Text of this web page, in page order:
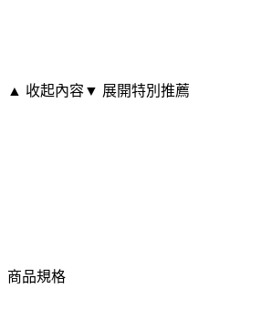
▲ 收起內容▼ 展開特別推薦
商品規格